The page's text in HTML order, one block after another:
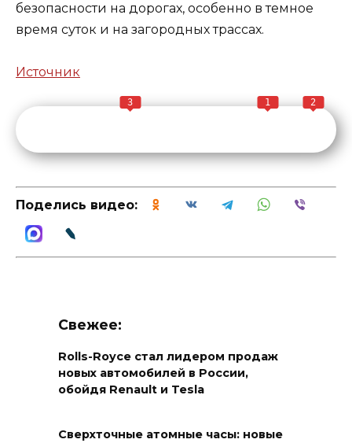
безопасности на дорогах, особенно в темное
время суток и на загородных трассах.
Источник
3 1 2
Поделись видео:
Свежее:
Rolls-Royce стал лидером продаж
новых автомобилей в России,
обойдя Renault и Tesla
Сверхточные атомные часы: новые